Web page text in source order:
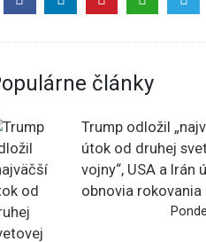
články
Trump odložil
útok od druhej
vojny“, USA a Irán
obnovia rokovania